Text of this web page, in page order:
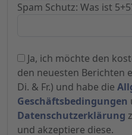
Spam Schutz: Was ist
Ja, ich möchte den
den neuesten Berichten
Di. & Fr.) und habe die
Geschäftsbedingungen
Datenschutzerklärung
und akzeptiere diese.